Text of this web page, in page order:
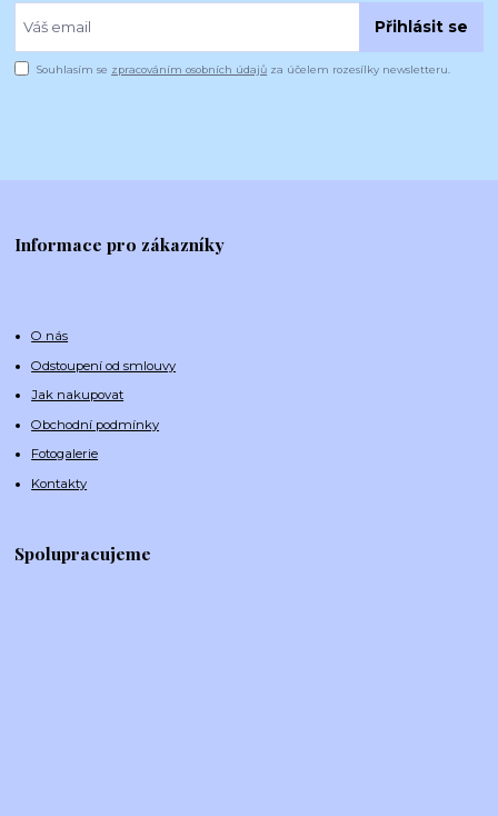
Přihlásit se
Souhlasím se zpracováním osobních údajů za účelem rozesílky newsletteru.
Informace pro zákazníky
O nás
Odstoupení od smlouvy
Jak nakupovat
Obchodní podmínky
Fotogalerie
Kontakty
Spolupracujeme